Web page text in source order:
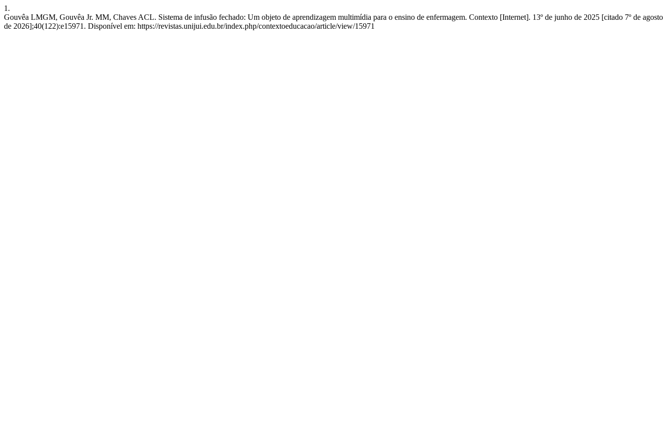
1.
Gouvêa LMGM, Gouvêa Jr. MM, Chaves ACL. Sistema de infusão fechado: Um objeto de aprendizagem multimídia para o ensino de enfermagem. Contexto [Internet]. 13º de junho de 2025 [citado 7º de agosto
de 2026];40(122):e15971. Disponível em: https://revistas.unijui.edu.br/index.php/contextoeducacao/article/view/15971